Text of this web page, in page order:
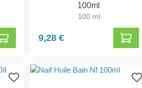
100ml
100 ml
9,28 €